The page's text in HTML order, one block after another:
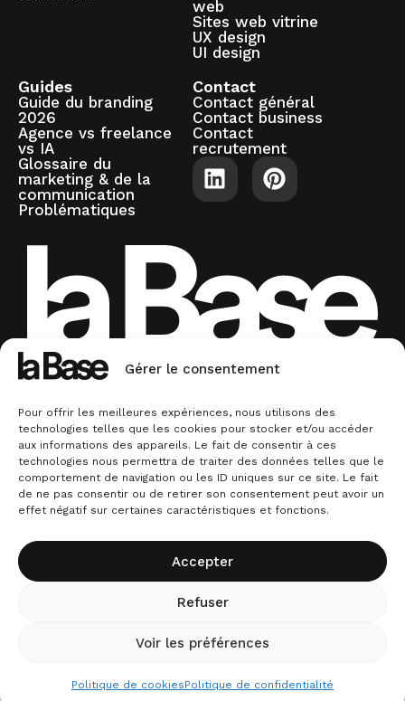
Gérer le consentement
Pour offrir les meilleures expériences, nous utilisons des
technologies telles que les cookies pour stocker et/ou accéder
aux informations des appareils. Le fait de consentir à ces
technologies nous permettra de traiter des données telles que le
comportement de navigation ou les ID uniques sur ce site. Le fait
de ne pas consentir ou de retirer son consentement peut avoir un
effet négatif sur certaines caractéristiques et fonctions.
Accepter
Refuser
Voir les préférences
Politique de cookiesPolitique de confidentialité
web
Sites web vitrine
UX design
UI design
Guides
Guide du branding
2026
Agence vs freelance
vs IA
Glossaire du
marketing & de la
communication
Problématiques
Contact
Contact général
Contact business
Contact
recrutement
Experts en identité de marque & conseil en
communication. La base.
© La
Base
Plan
du
site
Conditions
générales de
vente
Mentions
légales
Politique
de
cookies
Politique de
confidentialité